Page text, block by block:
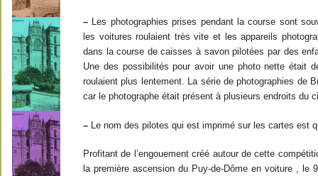
– Les photographies prises pendant la course sont
les voitures roulaient très vite et les appareils
dans la course de caisses à savon pilotées par des
Une des possibilités pour avoir une photo nette était
roulaient plus lentement. La série de photographies de
car le photographe était présent à plusieurs endroits du
– Le nom des pilotes qui est imprimé sur les cartes est
Profitant de l’engouement créé autour de cette
la première ascension du Puy-de-Dôme en voiture , le